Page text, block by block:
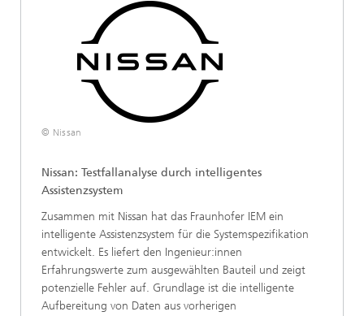
© Nissan
Nissan: Testfallanalyse durch intelligentes
Assistenzsystem
Zusammen mit Nissan hat das Fraunhofer IEM ein
intelligente Assistenzsystem für die Systemspezifikation
entwickelt. Es liefert den Ingenieur:innen
Erfahrungswerte zum ausgewählten Bauteil und zeigt
potenzielle Fehler auf. Grundlage ist die intelligente
Aufbereitung von Daten aus vorherigen